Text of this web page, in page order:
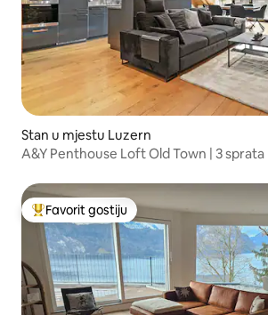
Stan u mjestu Luzern
A&Y Penthouse Loft Old Town | 3 sprata
Glavni favorit gostiju
Favorit gostiju